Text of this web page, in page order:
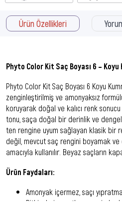
Ürün Özellikleri
Phyto Color Kit Saç Boyası 6 – Koyu
Phyto Color Kit Saç Boyası 6 Koyu
zenginleştirilmiş ve amonyaksız
koruyarak doğal ve kalıcı renk
tonu, saça doğal bir derinlik ve
ten rengine uyum sağlayan klasik bir
değil, mevcut saç rengini boyamak
amacıyla kullanılır. Beyaz saçların
Ürün Faydaları:
Amonyak içermez, saçı
Bitkisel pigmentler sayesinde